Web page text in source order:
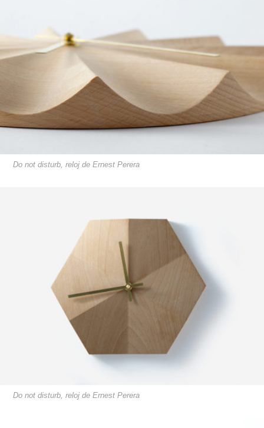
Do not disturb, reloj de Ernest Perera
Do not disturb, reloj de Ernest Perera